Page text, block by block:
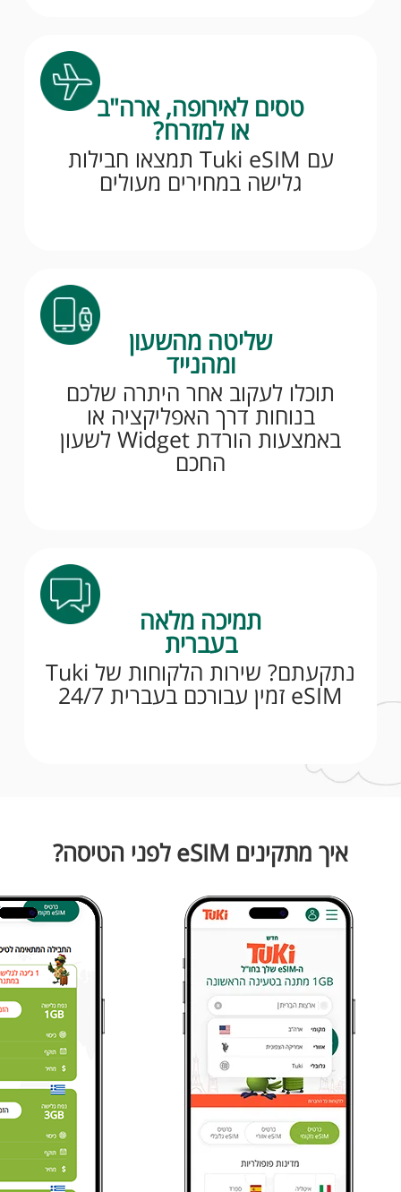
טסים לאירופה, ארה"ב
או למזרח?
עם Tuki eSIM תמצאו חבילות
גלישה במחירים מעולים
שליטה מהשעון
ומהנייד
תוכלו לעקוב אחר היתרה שלכם
בנוחות דרך האפליקציה או
באמצעות הורדת Widget לשעון
החכם
תמיכה מלאה
בעברית
נתקעתם? שירות הלקוחות של Tuki
eSIM זמין עבורכם בעברית 24/7
איך מתקינים eSIM לפני הטיסה?